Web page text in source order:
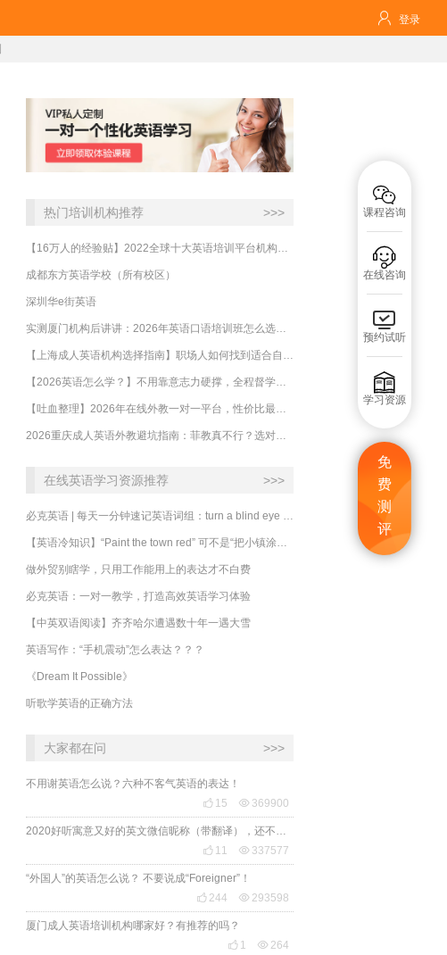
 登录

课程咨询

在线咨询

预约试听

学习资源
免
费
测
评
热门培训机构推荐 >>>
成都东方英语学校（所有校区）
深圳华e街英语
在线英语学习资源推荐 >>>
做外贸别瞎学，只用工作能用上的表达才不白费
必克英语：一对一教学，打造高效英语学习体验
【中英双语阅读】齐齐哈尔遭遇数十年一遇大雪
英语写作：“手机震动”怎么表达？？？
《Dream It Possible》
听歌学英语的正确方法
大家都在问 >>>
不用谢英语怎么说？六种不客气英语的表达！
 15  369900
 11  337577
“外国人”的英语怎么说？ 不要说成“Foreigner”！
 244  293598
厦门成人英语培训机构哪家好？有推荐的吗？
 1  264